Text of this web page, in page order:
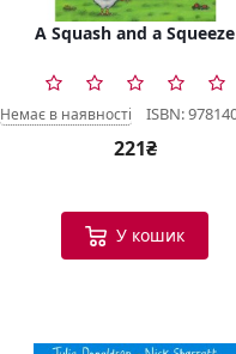
A Squash and a Squeeze
Немає в наявності ISBN:
221₴
У кошик